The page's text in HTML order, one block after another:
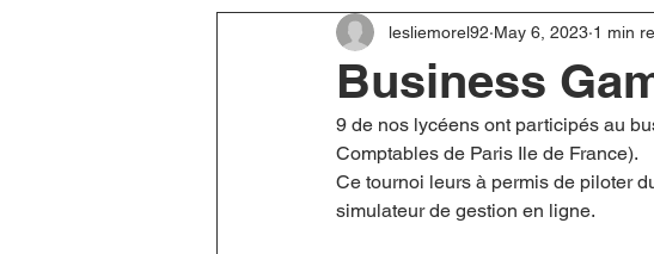
Business
lesliemorel92 May 6, 2023 1 min
9 de nos lycéens ont participés au
Comptables de Paris Ile de France).
Ce tournoi leurs à permis de piloter
simulateur de gestion en ligne.